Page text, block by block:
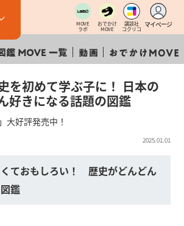
MOVE
ラボ
おでかけ
MOVE
講談社
コクリコ
マイページ
を初めて学ぶ子に！ 日本の
好きになる話題の図鑑
大好評発売中！
2025.01.01
ておもしろい！ 歴史がどんどん
鑑